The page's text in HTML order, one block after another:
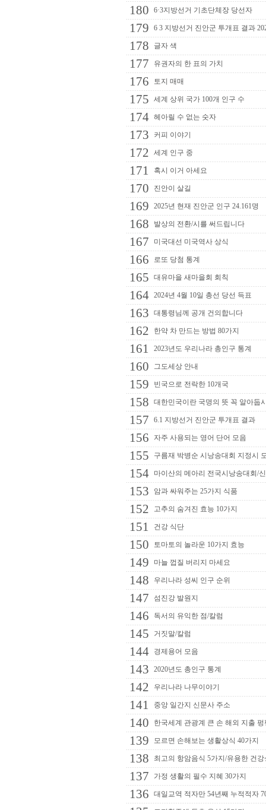
180 6·3지방선거 기초단체장 당선자
179 6 3 지방선거 진안군 투개표 결과
178 글자 색
177 유권자의 한 표의 가치
176 토지 매매
175 세계 상위 국가 100개 인구 수
174 헤아릴 수 없는 숫자
173 커피 이야기
172 세계 인구 중
171 혹시 이거 아세요
170 진안이 살길
169 2025년 현재 진안군 인구 24.161명
168 발상의 전환/시를 써드립니다
167 미국대선 미국역사 상식
166 로또 당첨 통계
165 대유마을 새마을회 회칙
164 2024년 4월 10일 총선 당선 득표
163 대통령님께 공개 건의합니다
162 한약 차 만드는 방법 80가지
161 2023년도 우리나라 총인구 통계
160 그도세상 안내
159 빈국으로 전락한 10개국
158 대한민국이란 국명의 뜻 꼭 알아둡
157 6.1 지방선거 진안군 투개표 결과
156 자주 사용되는 영어 단어 모음
155 구름재 박병순 시낭송대회 지정시
154 마이산의 메아리 전국시낭송대회/
153 암과 싸워주는 25가지 식품
152 고추의 숨겨진 효능 10가지
151 건강 식단
150 토마토의 놀라운 10가지 효능
149 마늘 껍질 버리지 마세요
148 우리나라 성씨 인구 순위
147 섬진강 발원지
146 독서의 유익한 점/칼럼
145 거짓말/칼럼
144 경제용어 모음
143 2020년도 총인구 통계
142 우리나라 나무이야기
141 중앙 일간지 신문사 주소
140 한국세계 관광계 큰 손 해외 지출 펑
139 모르면 손해보는 생활상식 40가지
138 최고의 항암음식 5가지/유용한 건강
137 가정 생활의 필수 지혜 30가지
136 대일교역 적자만 54년째 누적적자